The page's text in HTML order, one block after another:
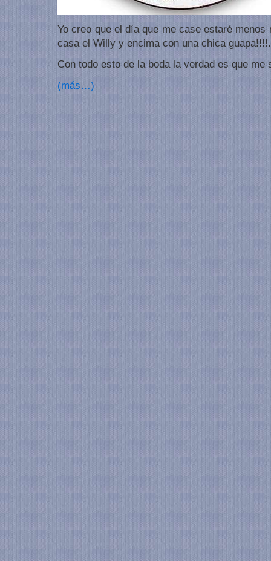
Yo creo que el día que me case estaré
casa el Willy y encima con una chica guapa!!!!.
Con todo esto de la boda la verdad es que me
(más…)